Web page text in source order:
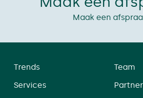
Maak een
Trends
Team
Services